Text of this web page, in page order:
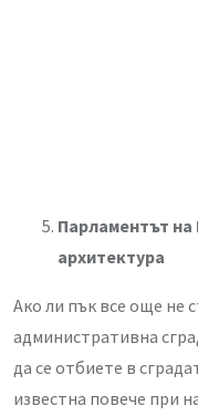
Парламентът
архитектура
Ако ли пък все още не
административна
да се отбиете в
известна повече при